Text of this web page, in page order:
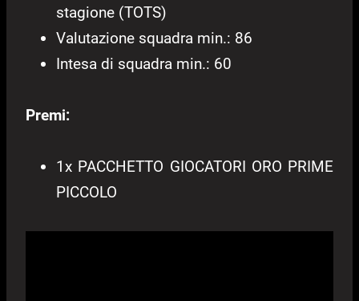
stagione (TOTS)
Valutazione squadra min.: 86
Intesa di squadra min.: 60
Premi:
1x PACCHETTO GIOCATORI ORO PRIME
PICCOLO